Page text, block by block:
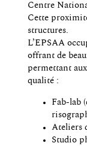
Centre
Cette
structures.
L’EPSAA
offrant de
permettant
qualité :
Fab-lab
Ateliers
Studio